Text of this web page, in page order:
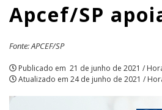
dos
Participantes
|
APCEF/SP
Apcef/SP
Fonte: APCEF/SP
Publicado em 21 de junho de 2021 /
Atualizado em 24 de junho de 2021 /